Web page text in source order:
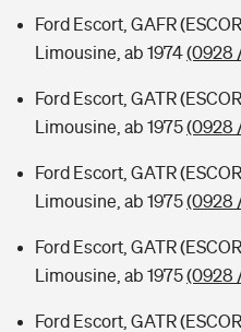
Ford Escort, GAFR
Limousine, ab 1974(0928
Ford Escort, GATR
Limousine, ab 1975(0928
Ford Escort, GATR
Limousine, ab 1975(0928
Ford Escort, GATR
Limousine, ab 1975(0928
Ford Escort, GATR